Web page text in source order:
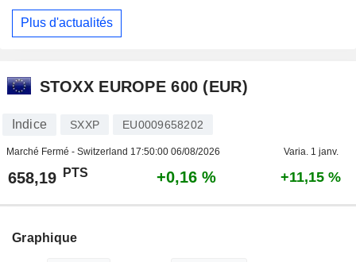
Plus d'actualités
STOXX EUROPE 600 (EUR)
Indice SXXP EU0009658202
Marché Fermé - Switzerland 17:50:00 06/08/2026 Varia. 1 janv.
658,19 PTS +0,16 % +11,15 %
Graphique